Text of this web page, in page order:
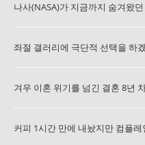
나사(NASA)가 지금까지 숨겨왔
좌절 갤러리에 극단적 선택을 하
겨우 이혼 위기를 넘긴 결혼 8년
커피 1시간 만에 내놨지만 컴플